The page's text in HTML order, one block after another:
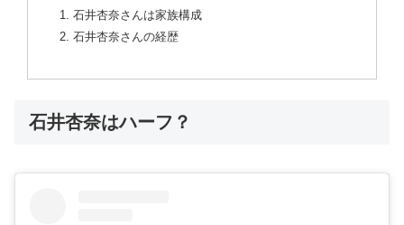
石井杏奈さんは家族構成
石井杏奈さんの経歴
石井杏奈はハーフ？